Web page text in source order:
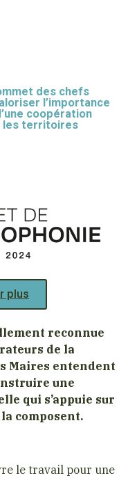
des chefs
l’importance
coopération
les territoires
plus
reconnue
de la
Maires entendent
une
qui s’appuie sur
composent.
le travail pour une